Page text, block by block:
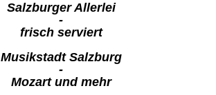
Salzburger Allerlei
-
frisch serviert
Musikstadt Salzburg
-
Mozart und mehr